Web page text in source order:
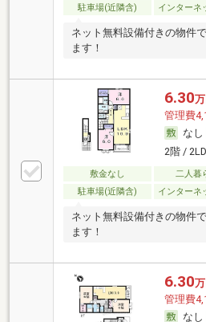
駐車場(近隣含)
インターネ
ネット無料設備付きの物件
ます！
6.30
管理費
なし
2階 /
敷金なし 二人暮
駐車場(近隣含)
インターネ
ネット無料設備付きの物件
ます！
6.30
管理費
なし